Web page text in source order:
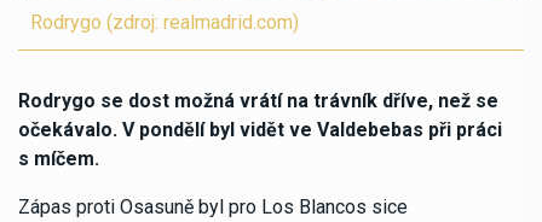
Rodrygo (zdroj: realmadrid.com)
Rodrygo se dost možná vrátí na trávník dříve, než se
očekávalo. V pondělí byl vidět ve Valdebebas při práci
s míčem.
Zápas proti Osasuně byl pro Los Blancos sice